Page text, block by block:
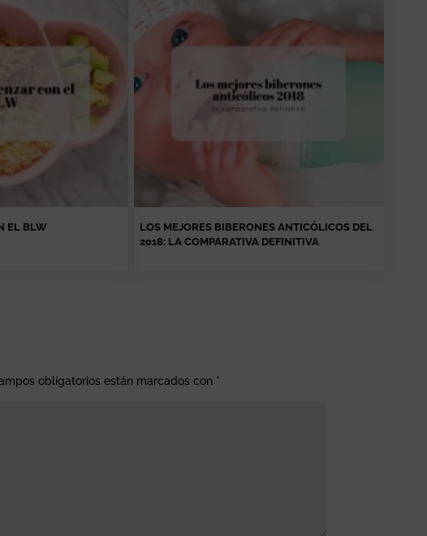
EL BLW
LOS MEJORES BIBERONES ANTICÓLICOS DEL
2018: LA COMPARATIVA DEFINITIVA
obligatorios están marcados con *